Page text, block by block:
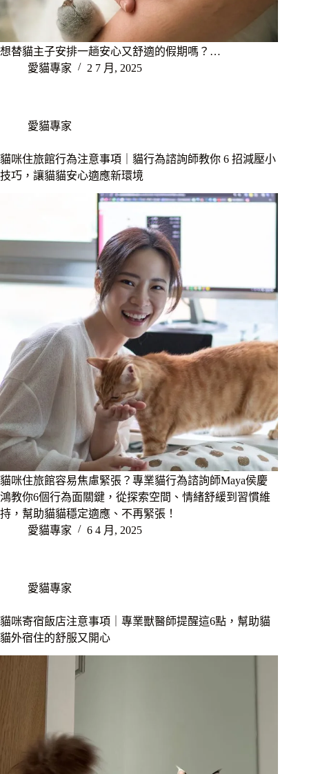
想替貓主子安排一趟安心又舒適的假期嗎？…
愛貓專家
2 7 月, 2025
愛貓專家
貓咪住旅館行為注意事項｜貓行為諮詢師教你 6 招減壓小
技巧，讓貓貓安心適應新環境
貓咪住旅館容易焦慮緊張？專業貓行為諮詢師Maya侯慶
鴻教你6個行為面關鍵，從探索空間、情緒舒緩到習慣維
持，幫助貓貓穩定適應、不再緊張！
愛貓專家
6 4 月, 2025
愛貓專家
貓咪寄宿飯店注意事項｜專業獸醫師提醒這6點，幫助貓
貓外宿住的舒服又開心